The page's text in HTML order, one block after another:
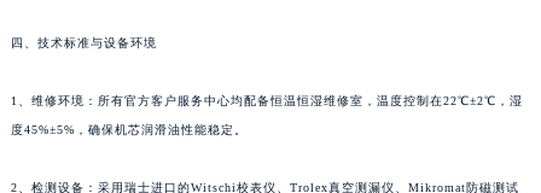
四、技术标准与设备环境
1、维修环境：所有官方客户服务中心均配备恒温恒湿维修室，温度控制在22℃±2℃，湿
度45%±5%，确保机芯润滑油性能稳定。
2、检测设备：采用瑞士进口的Witschi校表仪、Trolex真空测漏仪、Mikromat防磁测试